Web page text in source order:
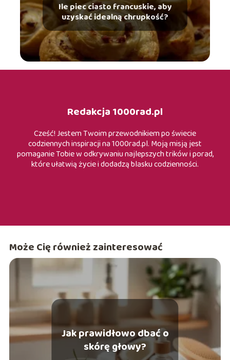
Ile piec ciasto francuskie, aby
uzyskać idealną chrupkość?
Redakcja 1000rad.pl
Cześć! Jestem Twoim przewodnikiem po świecie
codziennych inspiracji na 1000rad.pl. Moją misją jest
pomaganie Tobie w odkrywaniu najlepszych trików i porad,
które ułatwią życie i dodadzą blasku codzienności.
Może Cię również zainteresować
Jak prawidłowo dbać o
skórę głowy?